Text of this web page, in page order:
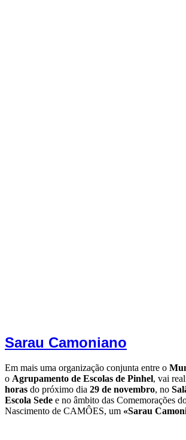
Sarau Camoniano
Em mais uma organização conjunta entre o
o Agrupamento de Escolas de Pinhel, vai
horas do próximo dia 29 de novembro, no
Escola Sede e no âmbito das Comemorações
Nascimento de CAMÔES, um «Sarau